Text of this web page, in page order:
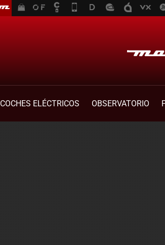
COCHES ELÉCTRICOS OBSERVATORIO